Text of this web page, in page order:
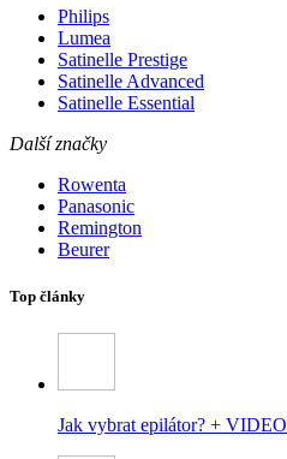
Philips
Lumea
Satinelle Prestige
Satinelle Advanced
Satinelle Essential
Další značky
Rowenta
Panasonic
Remington
Beurer
Top články
Jak vybrat epilátor? + VIDEO